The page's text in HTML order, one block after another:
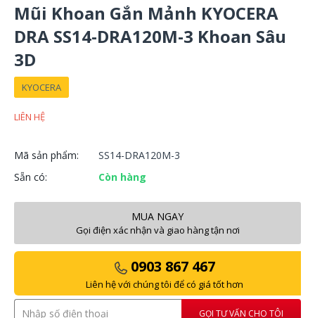
Mũi Khoan Gắn Mảnh KYOCERA
DRA SS14-DRA120M-3 Khoan Sâu
3D
KYOCERA
LIÊN HỆ
Mã sản phẩm:
SS14-DRA120M-3
Sẵn có:
Còn hàng
MUA NGAY
Gọi điện xác nhận và giao hàng tận nơi
0903 867 467
Liên hệ với chúng tôi để có giá tốt hơn
GỌI TƯ VẤN CHO TÔI